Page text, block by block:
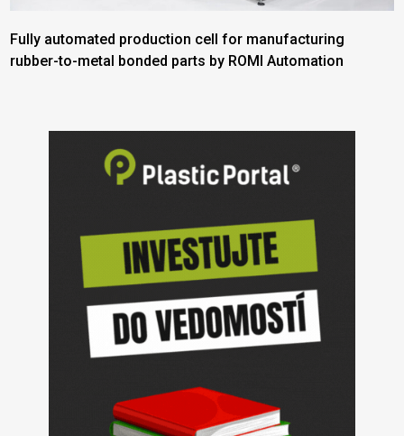
Fully automated production cell for manufacturing
rubber-to-metal bonded parts by ROMI Automation